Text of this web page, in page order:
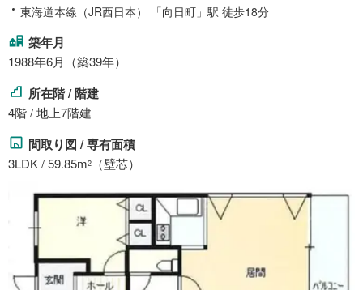
東海道本線（JR西日本） 「向日町」駅 徒歩18分
築年月
1988年6月（築39年）
所在階 / 階建
4階 / 地上7階建
間取り図 / 専有面積
3LDK / 59.85m2 （壁芯）